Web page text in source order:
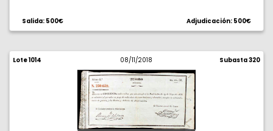
en pago de la mitad de toda clase de derechos y
contribuciones públicas, según la Real Orden circular
Salida: 500€ Adjudicación: 500€
Lote 1014 08/11/2018 Subasta 320